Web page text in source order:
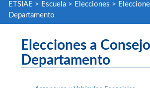
ETSIAE > Escuela> Elecciones >
Departamento
Elecciones a
Departamento